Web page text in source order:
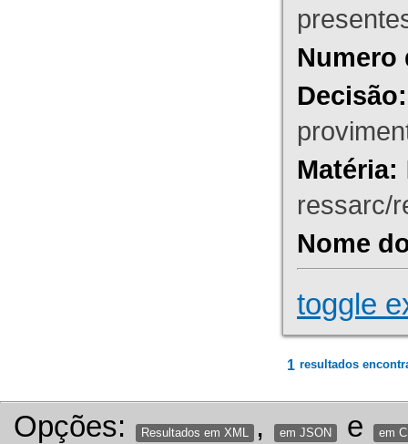
Numero
Decisão:
Matéria:
ressarc/
Nome
toggle
1 resultados
Opções: Resultados em XML , em JSON e em